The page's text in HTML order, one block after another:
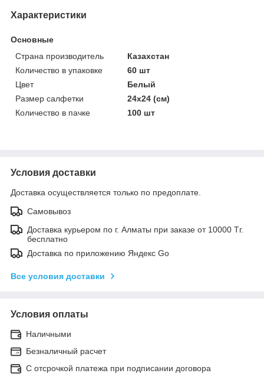
Характеристики
Основные
Страна производитель
Казахстан
Количество в упаковке
60 шт
Цвет
Белый
Размер салфетки
24х24 (см)
Количество в пачке
100 шт
Условия доставки
Доставка осуществляется только по предоплате.
Самовывоз
Доставка курьером по г. Алматы при заказе от 10000 Тг.
бесплатно
Доставка по приложению Яндекс Go
Все условия доставки
Условия оплаты
Наличными
Безналичный расчет
С отсрочкой платежа при подписании договора